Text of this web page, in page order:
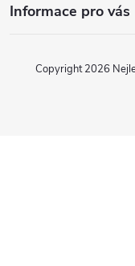
Informace pro vás
Copyright 2026